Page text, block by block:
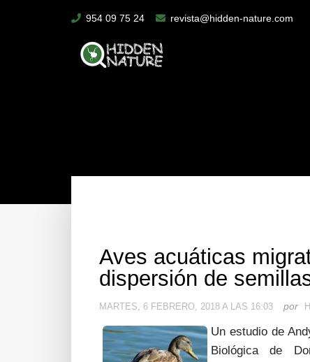
954 09 75 24 revista@hidden-nature.com
Aves acuáticas
dispersión de
MARTES, 6 FEBRERO, 2018 A LAS 16:03 por
Un estudio de
Biológica de